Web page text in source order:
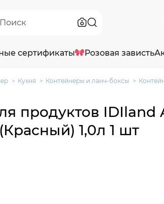
сертификаты Розовая зависть
Кухня Контейнеры и ланч-боксы
продуктов IDIland
1,0л 1 шт